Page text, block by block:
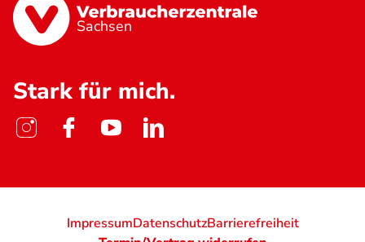
Sachsen
Stark für mich.
ImpressumDatenschutzBarrierefreiheit